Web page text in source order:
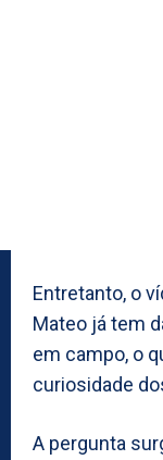
Entretanto, o
Mateo já tem
em campo, o
curiosidade
A pergunta